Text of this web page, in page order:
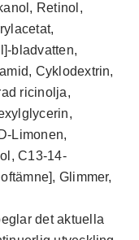
Retinol,
bladvatten,
Cyklodextrin,
ricinolja,
Limonen,
C13-14-
Glimmer,
det aktuella